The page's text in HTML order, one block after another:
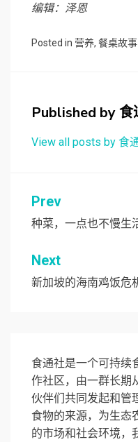
编辑：泽恩
Posted in 营养, 餐桌故事
Published by食
View all posts by 食
文
章
导
航
Prev
种菜，一点也不慢生
Next
新加坡的海南鸡饭危
食通社是一个可持续
作社区，由一群长期
伙伴们共同发起和管
食物的来源，为生态
的市场和社会环境，